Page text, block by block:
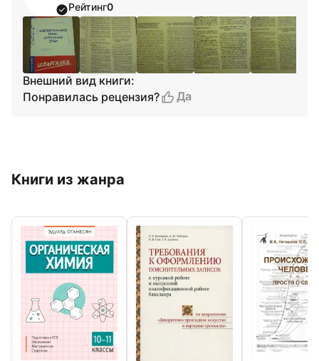
Рейтинг0
Внешний вид книги:
Понравилась рецензия?
Да
Книги из жанра